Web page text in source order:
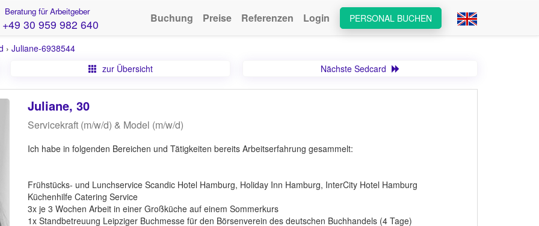
Beratung für Arbeitgeber
+49 30 959 982 640 PERSONAL BUCHEN
Buchung Preise Referenzen Login
› Juliane-6938544
zur Übersicht
Nächste Sedcard
Juliane, 30
Servicekraft (m/w/d) & Model (m/w/d)
Ich habe in folgenden Bereichen und Tätigkeiten bereits Arbeitserfahrung gesammelt:
Frühstücks- und Lunchservice Scandic Hotel Hamburg, Holiday Inn Hamburg, InterCity Hotel Hamburg
Küchenhilfe Catering Service
3x je 3 Wochen Arbeit in einer Großküche auf einem Sommerkurs
1x Standbetreuung Leipziger Buchmesse für den Börsenverein des deutschen Buchhandels (4 Tage)